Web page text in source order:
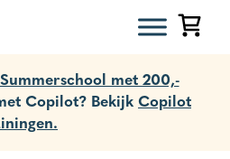
met 200,-
Copilot? Bekijk Copilot